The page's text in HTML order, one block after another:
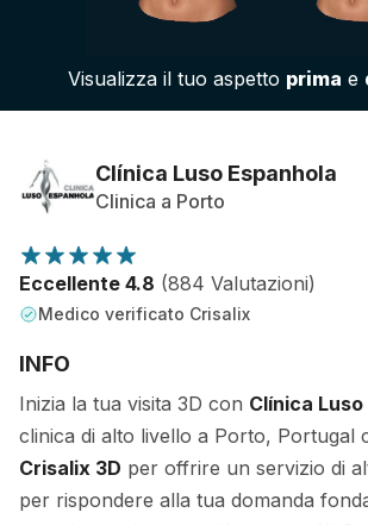
Piattaforma Business 3D
Piani
Recensioni dei pazienti
Visualizza il tuo aspetto prima e
Clínica Luso Espanhola
Clinica a Porto
Eccellente 4.8 (884 Valutazioni)
Medico verificato Crisalix
INFO
Inizia la tua visita 3D con Clínica
clinica di alto livello a Porto, Portugal
Crisalix 3D per offrire un servizio di
per rispondere alla tua domanda